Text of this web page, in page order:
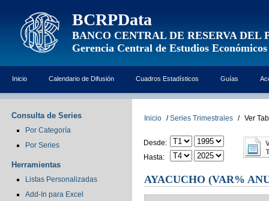
BCRPData
BANCO CENTRAL DE RESERVA DEL
Gerencia Central de Estudios Económicos
Inicio Calendario de Difusión Cuadros Estadísticos Guías
Consulta de Series
Por Categoría
Por Series
Herramientas
Listas Personalizadas
Add-In para Excel
Inicio / Series Trimestrales / Ver
Desde:
Hasta:
AYACUCHO (VAR%